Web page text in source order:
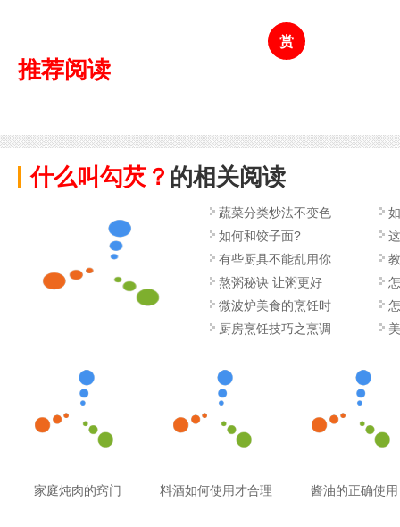
赏
推荐阅读
什么叫勾芡？ 的相关阅读
蔬菜分类炒法不变色
如何和饺子面?
有些厨具不能乱用你
熬粥秘诀 让粥更好
微波炉美食的烹饪时
厨房烹饪技巧之烹调
家庭炖肉的窍门 料酒如何使用才合理 酱油的正确使用